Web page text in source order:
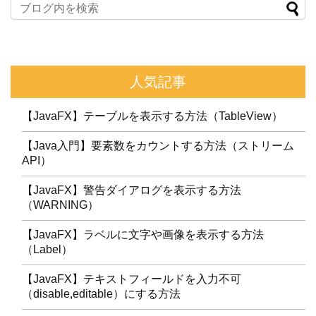
人気記事
【JavaFX】テーブルを表示する方法（TableView）
【Java入門】要素数をカウントする方法（ストリーム
API）
【JavaFX】警告ダイアログを表示する方法
（WARNING）
【JavaFX】ラベルに文字や画像を表示する方法
（Label）
【JavaFX】テキストフィールドを入力不可
（disable,editable）にする方法